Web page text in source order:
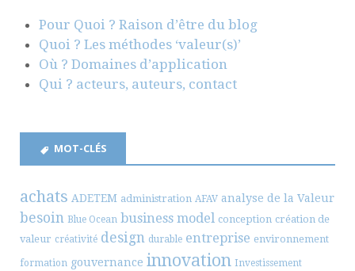
Pour Quoi ? Raison d’être du blog
Quoi ? Les méthodes ‘valeur(s)’
Où ? Domaines d’application
Qui ? acteurs, auteurs, contact
MOT-CLÉS
achats ADETEM administration AFAV analyse de la Valeur
besoin Blue Ocean business model conception création de
valeur créativité design durable entreprise environnement
formation gouvernance innovation Investissement